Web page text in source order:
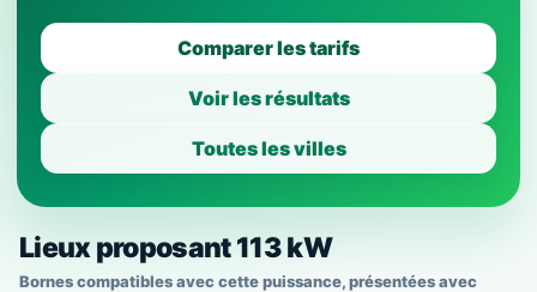
Comparer les tarifs
Voir les résultats
Toutes les villes
Lieux proposant 113 kW
Bornes compatibles avec cette puissance, présentées avec